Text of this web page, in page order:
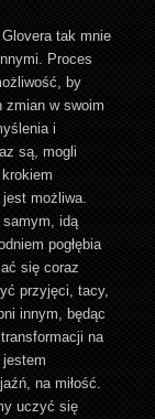
tak mnie
Proces
by
zmian w swoim
i
są, mogli
możliwa.
idą
pogłębia
się coraz
przyjęci, tacy,
innym, będąc
na
na miłość.
uczyć się